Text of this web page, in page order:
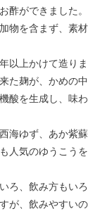
酢ができました。
物を含まず、素
以上かけて造りま
た麹が、かめの
酸を生成し、味
海ゆず、あか紫
人気のゆうこう
ろ、飲み方もい
が、飲みやすい